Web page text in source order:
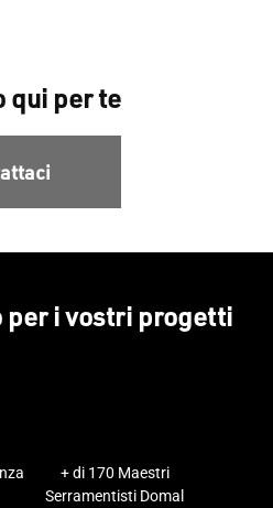
qui per te
per i vostri progetti
+ di 170 Maestri
Serramentisti Domal